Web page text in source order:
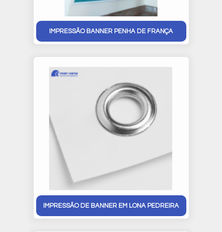
IMPRESSÃO BANNER PENHA DE FRANÇA
IMPRESSÃO DE BANNER EM LONA PEDREIRA